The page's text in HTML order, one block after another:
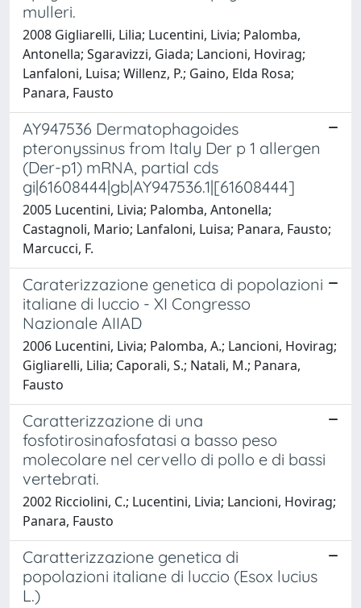
mulleri.
2008 Gigliarelli, Lilia; Lucentini, Livia; Palomba,
Antonella; Sgaravizzi, Giada; Lancioni, Hovirag;
Lanfaloni, Luisa; Willenz, P.; Gaino, Elda Rosa;
Panara, Fausto
AY947536 Dermatophagoides
pteronyssinus from Italy Der p 1 allergen
(Der-p1) mRNA, partial cds
gi|61608444|gb|AY947536.1|[61608444]
2005 Lucentini, Livia; Palomba, Antonella;
Castagnoli, Mario; Lanfaloni, Luisa; Panara, Fausto;
Marcucci, F.
Caraterizzazione genetica di popolazioni
italiane di luccio - XI Congresso
Nazionale AIIAD
2006 Lucentini, Livia; Palomba, A.; Lancioni, Hovirag;
Gigliarelli, Lilia; Caporali, S.; Natali, M.; Panara,
Fausto
Caratterizzazione di una
fosfotirosinafosfatasi a basso peso
molecolare nel cervello di pollo e di bassi
vertebrati.
2002 Ricciolini, C.; Lucentini, Livia; Lancioni, Hovirag;
Panara, Fausto
Caratterizzazione genetica di
popolazioni italiane di luccio (Esox lucius
L.)